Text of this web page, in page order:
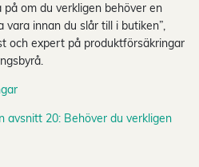
om du verkligen behöver en
innan du slår till i butiken”,
och expert på produktförsäkringar
avsnitt 20: Behöver du verkligen